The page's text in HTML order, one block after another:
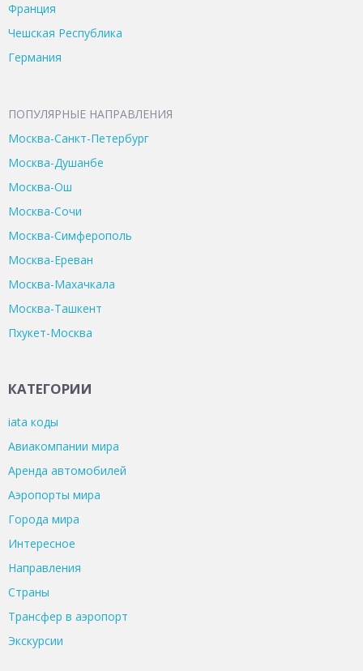
Франция
Чешская Республика
Германия
ПОПУЛЯРНЫЕ НАПРАВЛЕНИЯ
Москва-Санкт-Петербург
Москва-Душанбе
Москва-Ош
Москва-Сочи
Москва-Симферополь
Москва-Ереван
Москва-Махачкала
Москва-Ташкент
Пхукет-Москва
КАТЕГОРИИ
iata коды
Авиакомпании мира
Аренда автомобилей
Аэропорты мира
Города мира
Интересное
Направления
Страны
Трансфер в аэропорт
Экскурсии